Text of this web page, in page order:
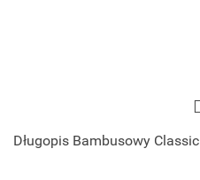
Długopis Bambusowy Classic